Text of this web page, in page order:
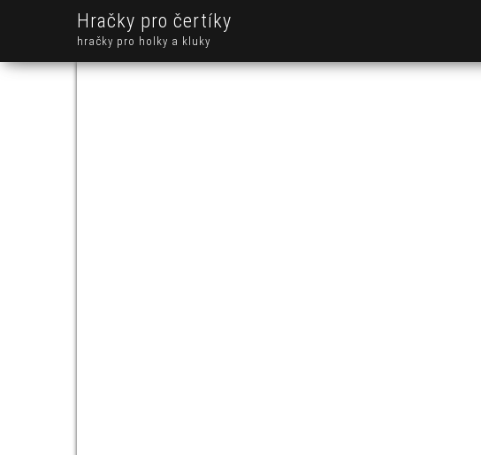
Hračky pro čertíky
hračky pro holky a kluky